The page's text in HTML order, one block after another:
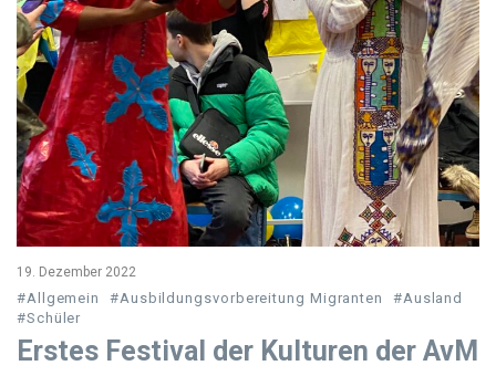
19. Dezember 2022
#Allgemein #Ausbildungsvorbereitung Migranten
#Ausland
#Schüler
Erstes Festival der Kulturen der AvM